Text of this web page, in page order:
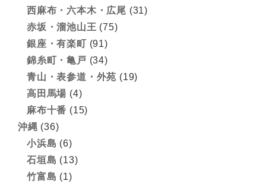
西麻布・六本木・広尾 (31)
赤坂・溜池山王 (75)
銀座・有楽町 (91)
錦糸町・亀戸 (34)
青山・表参道・外苑 (19)
高田馬場 (4)
麻布十番 (15)
沖縄 (36)
小浜島 (6)
石垣島 (13)
竹富島 (1)